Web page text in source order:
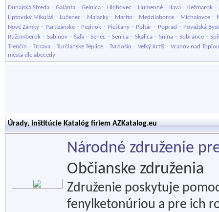
Dunajská Streda - Galanta - Gelnica - Hlohovec - Humenné - Ilava - Kežmarok -
Liptovský Mikuláš - Lučenec - Malacky - Martin - Medzilaborce - Michalovce -
Nové Zámky - Partizánske - Pezinok - Piešťany - Poltár - Poprad - Považská
Ružomberok - Sabinov - Šaľa - Senec - Senica - Skalica - Snina - Sobrance -
Trenčín - Trnava - Turčianske Teplice - Tvrdošín - Veľký Krtíš - Vranov nad Topľou
města dle abecedy
Úrady, inštitúcie Katalóg firiem AZKatalog.eu
Národné združenie
Občianske združenia
Združenie poskytuje
fenylketonúriou a pre ich